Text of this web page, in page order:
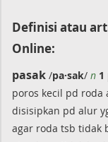
Definisi atau
Online:
pasak /pa·sak/ n 1
poros kecil pd roda
disisipkan pd alur
agar roda tsb tidak